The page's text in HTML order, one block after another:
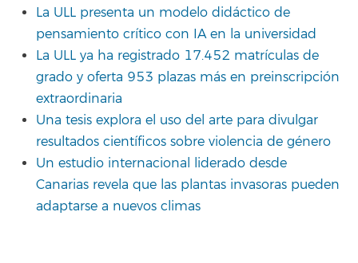
La ULL presenta un modelo didáctico de
pensamiento crítico con IA en la universidad
La ULL ya ha registrado 17.452 matrículas de
grado y oferta 953 plazas más en preinscripción
extraordinaria
Una tesis explora el uso del arte para divulgar
resultados científicos sobre violencia de género
Un estudio internacional liderado desde
Canarias revela que las plantas invasoras pueden
adaptarse a nuevos climas